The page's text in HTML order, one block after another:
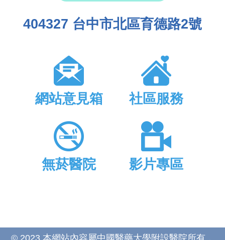
404327 台中市北區育德路2號
網站意見箱 社區服務
無菸醫院 影片專區
© 2023 本網站內容屬中國醫藥大學附設醫院所有，